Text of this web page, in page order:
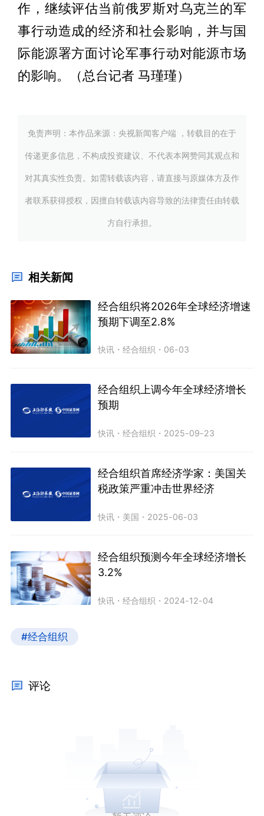
作，继续评估当前俄罗斯对乌克兰的军
事行动造成的经济和社会影响，并与国
际能源署方面讨论军事行动对能源市场
的影响。（总台记者 马瑾瑾）
免责声明：本作品来源：央视新闻客户端 ，转载目的在于
传递更多信息，不构成投资建议、不代表本网赞同其观点和
对其真实性负责。如需转载该内容，请直接与原媒体方及作
者联系获得授权，因擅自转载该内容导致的法律责任由转载
方自行承担。
相关新闻
经合组织将2026年全球经济增速
预期下调至2.8%
快讯 ・经合组织 ・ 06-03
经合组织上调今年全球经济增长
预期
快讯 ・经合组织 ・ 2025-09-23
经合组织首席经济学家：美国关
税政策严重冲击世界经济
快讯 ・ 美国 ・ 2025-06-03
经合组织预测今年全球经济增长
3.2%
快讯 ・经合组织 ・ 2024-12-04
#经合组织
评论